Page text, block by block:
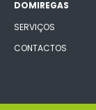
DOMIREGAS
SERVIÇOS
CONTACTOS